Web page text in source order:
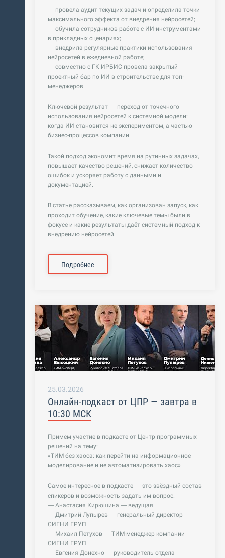
— провела аудит текущих задач и определила точки
максимального эффекта от внедрения нейросетей;
— обучила сотрудников работе с ИИ-инструментами
в прикладных сценариях;
— внедрила регулярные практики использования
нейросетей в ежедневной работе;
— совместно с ГК ИРБИС провела закрытый
проектный бар по ИИ в строительстве для топ-
менеджеров.
Ключевой результат — переход от точечного
использования нейросетей к системной модели:
когда ИИ становится не экспериментом, а частью
бизнес-процессов компании.
Такой подход экономит время на рутинных задачах,
повышает качество решений, снижает количество
ошибок и ускоряет работу с данными и
документацией.
В статье рассказываем, как организован запуск, как
проходит обучение, какие ключевые темы были в
фокусе и какие результаты даёт системный подход к
внедрению нейросетей.
Подробнее
25.03.2026
Онлайн-подкаст от ЦПР — завтра в
10:30 МСК
Примем участие в подкасте от Центр программных
решений на тему:
«ТИМ без хаоса: как перейти на информационное
моделирование и не автоматизировать хаос»
Самое интересное в подкасте — это звёздный состав
спикеров и возможность задать им вопрос:
— Анастасия Кирюшина — ведущая
— Дмитрий Лупырев — генеральный директор
СИГНИ ГРУП
— Михаил Петухов — ТИМ-менеджер компании
СИГНИ ГРУП
— Евгения Донехно — руководитель отдела